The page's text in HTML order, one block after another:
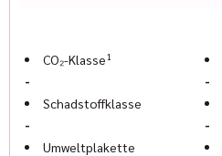
elisabeth@geigercars.de
Zamdorferstr. 6-8
www.indianmuenchen.com
CO₂-Klasse1
- -
Schadstoffklasse
- -
Umweltplakette